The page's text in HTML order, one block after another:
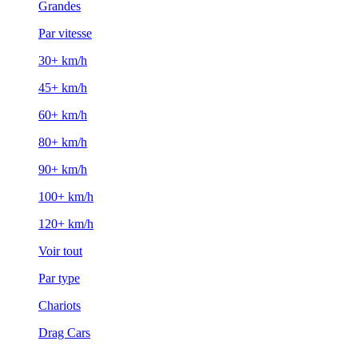
Grandes
Par vitesse
30+ km/h
45+ km/h
60+ km/h
80+ km/h
90+ km/h
100+ km/h
120+ km/h
Voir tout
Par type
Chariots
Drag Cars